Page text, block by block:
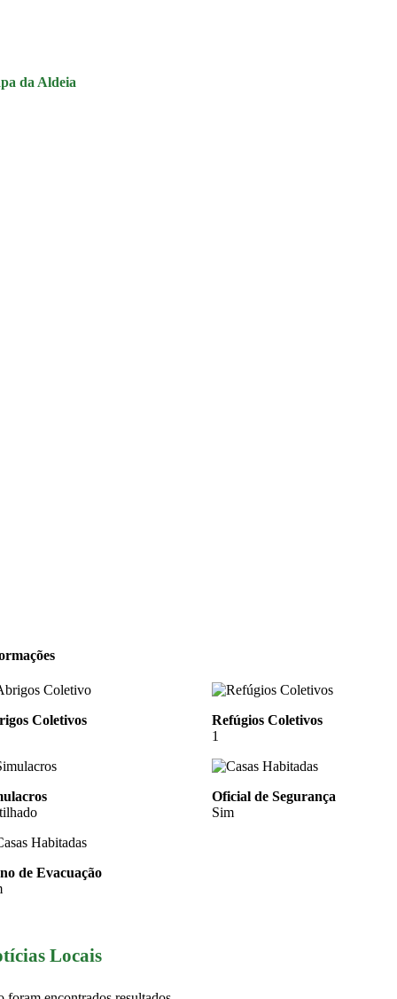
da Aldeia
Coletivos
Refúgios Coletivos
1
Oficial de Segurança
Sim
de Evacuação
Locais